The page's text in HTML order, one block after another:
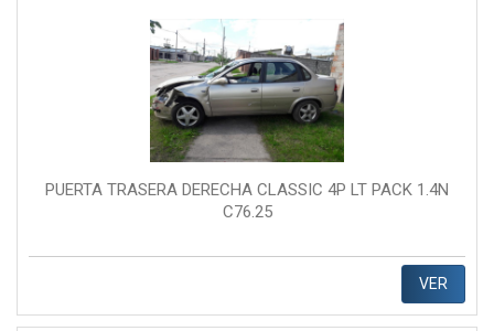
PUERTA TRASERA DERECHA CLASSIC 4P LT PACK 1.4N
C76.25
VER